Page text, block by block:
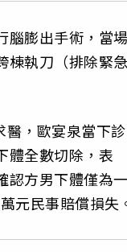
腦膨出手術，當場
棟執刀（排除緊急
醫，歐宴泉當下診
體全數切除，表
認方男下體僅為一
元民事賠償損失